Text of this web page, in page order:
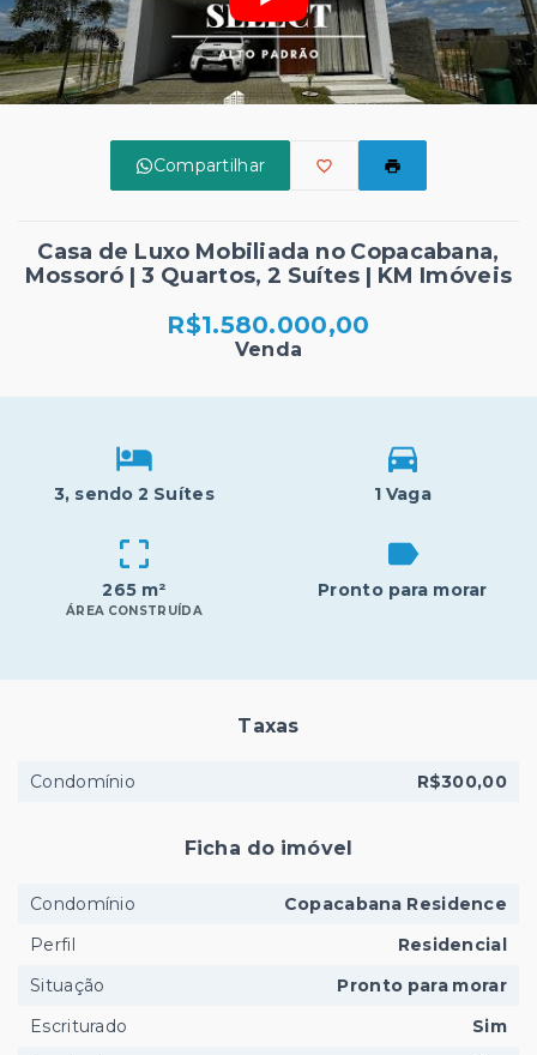
Compartilhar
Casa de Luxo Mobiliada no Copacabana,
Mossoró | 3 Quartos, 2 Suítes | KM Imóveis
R$1.580.000,00
Venda
3, sendo 2 Suítes 1 Vaga
265 m²
ÁREA CONSTRUÍDA
Pronto para morar
Taxas
Condomínio R$300,00
Ficha do imóvel
Condomínio
Copacabana Residence
Perfil
Residencial
Situação
Pronto para morar
Escriturado
Sim